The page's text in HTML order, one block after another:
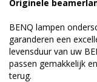
Originele
BENQ lampen
garanderen een
levensduur van uw
passen gemakkelijk
terug.